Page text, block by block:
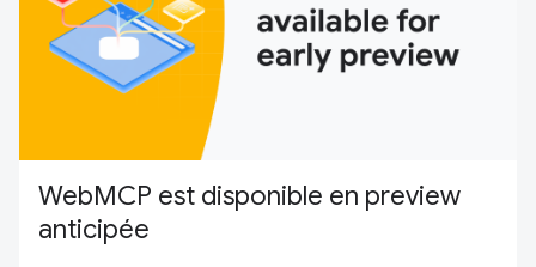
WebMCP est disponible en preview
anticipée